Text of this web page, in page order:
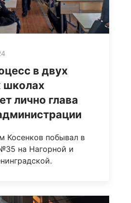
в двух
школах
лично глава
Косенков побывал в
на Нагорной и